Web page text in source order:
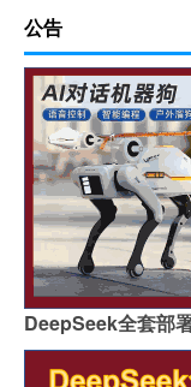
公告
DeepSeek全套部